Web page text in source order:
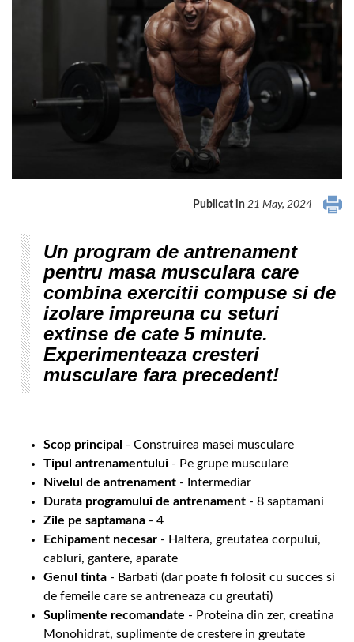
Publicat in 21 May, 2024
Un program de antrenament
pentru masa musculara care
combina exercitii compuse si de
izolare impreuna cu seturi
extinse de cate 5 minute.
Experimenteaza cresteri
musculare fara precedent!
Scop principal - Construirea masei musculare
Tipul antrenamentului - Pe grupe musculare
Nivelul de antrenament - Intermediar
Durata programului de antrenament - 8 saptamani
Zile pe saptamana - 4
Echipament necesar - Haltera, greutatea corpului,
cabluri, gantere, aparate
Genul tinta - Barbati (dar poate fi folosit cu succes si
de femeile care se antreneaza cu greutati)
Suplimente recomandate - Proteina din zer, creatina
Monohidrat, suplimente de crestere in greutate